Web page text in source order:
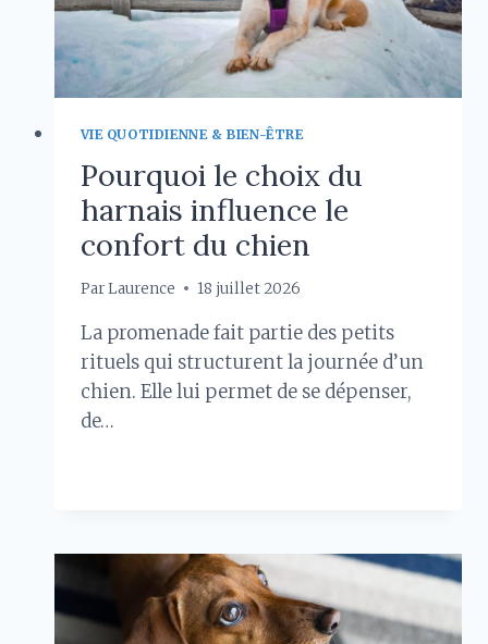
CHAMPIONS
VIE QUOTIDIENNE & BIEN-ÊTRE
Pourquoi le choix du
harnais influence le
confort du chien
Par Laurence 18 juillet 2026
La promenade fait partie des petits
rituels qui structurent la journée d’un
chien. Elle lui permet de se dépenser,
de…
HARNAIS
INFLUENCE
LE
CONFORT